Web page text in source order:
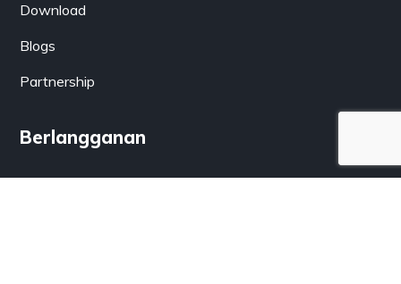
Download
Blogs
Partnership
Berlangganan